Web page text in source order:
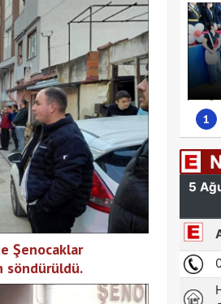
Şenocaklar
söndürüldü.
1